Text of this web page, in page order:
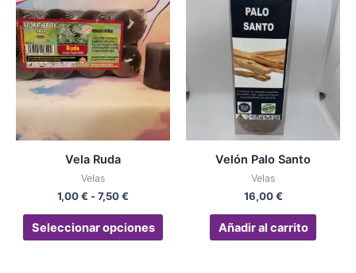
Vela Ruda
Velas
1,00€ -7,50€
de
precios:
desde
1,00 €
hasta
7,50 €
Seleccionar opciones
producto
tiene
múltiples
variantes.
Las
opciones
se
de
Velón Palo Santo
Velas
16,00€
Añadir al carrito